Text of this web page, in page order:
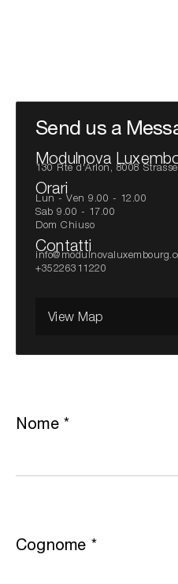
Send us a
Modulnova
130 Rte d'Arlon, 8008
Orari
Lun - Ven 9.00 - 12.00
Sab 9.00 - 17.00
Dom Chiuso
Contatti
+35226311220
View Map
Nome*
Cognome *